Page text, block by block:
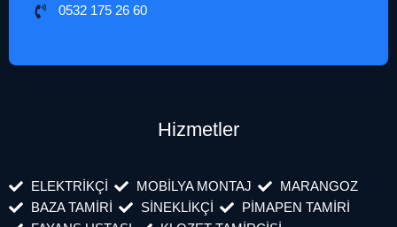
0532 175 26 60
Hizmetler
ELEKTRİKÇİ MOBİLYA MONTAJ
MARANGOZ
BAZA TAMİRİ
SİNEKLİKÇİ
PİMAPEN TAMİRİ